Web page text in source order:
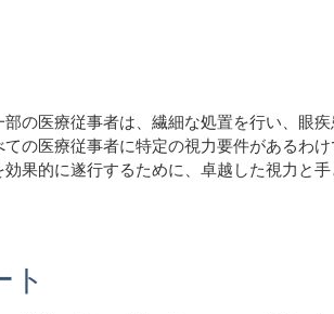
の医療従事者は、繊細な処置を行い、眼
の医療従事者に特定の視力要件があるわ
果的に遂行するために、卓越した視力と
ト